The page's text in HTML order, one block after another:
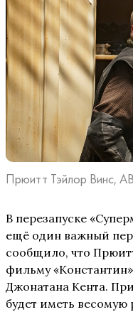
Прюитт Тэйлор Винс,
В перезапуске
ещё один важный
сообщило, что
фильму
Джонатана Кента.
будет иметь